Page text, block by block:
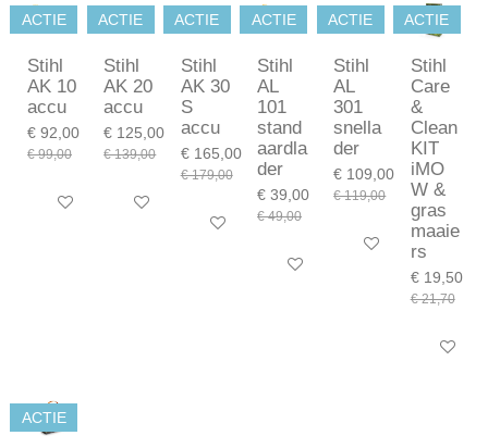
ACTIE
Stihl
AK 10
accu
€ 92,00
€ 99,00
In winkelwagen
ACTIE
Stihl
AK 20
accu
€ 125,00
€ 139,00
In winkelwagen
ACTIE
Stihl
AK 30
S
accu
€ 165,00
€ 179,00
In winkelwagen
ACTIE
Stihl
AL
101
stand
aardla
der
€ 39,00
€ 49,00
In winkelwagen
ACTIE
Stihl
AL
301
snella
der
€ 109,00
€ 119,00
In winkelwagen
ACTIE
Stihl
Care
&
Clean
KIT
iMO
W &
gras
maaie
rs
€ 19,50
€ 21,70
In
ACTIE